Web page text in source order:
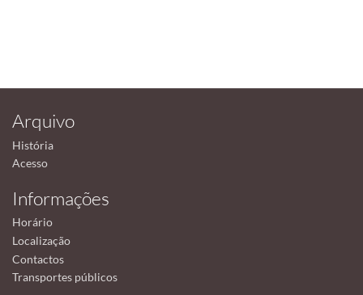
Arquivo
História
Acesso
Informações
Horário
Localização
Contactos
Transportes públicos